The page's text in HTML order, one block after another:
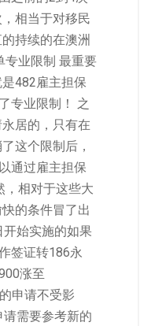
相当于对移民
持续的在澳洲
专业限制 最重要
482雇主担保
专业限制！ 之
居的，只有在
这个限制后，
通过雇主担保
，相对于这些大
的条件冒了出
始实施的如果
签证转186永
涨至
申请不受影
需要参考新的